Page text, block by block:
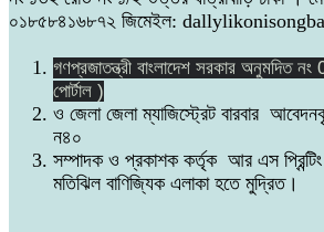
০১৮৫৮৪১৬৮৭২ জিমেইল:
গণপ্রজাতন্ত্রী বাংলাদেশ সরকার অনুমদিত
পোর্টাল )
ও জেলা জেলা ম্যাজিস্ট্রেট বারবার
ন৪০
সম্পাদক ও প্রকাশক কর্তৃক আর এস
মতিঝিল বাণিজ্যিক এলাকা হতে মুদ্রিত।